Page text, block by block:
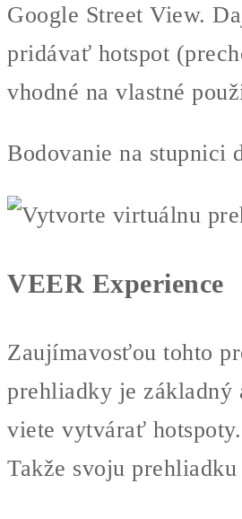
Google Street View.
pridávať hotspot
vhodné na vlastné
Bodovanie na stupnici
VEER Experience
Zaujímavosťou tohto
prehliadky je základný
viete vytvárať
Takže svoju